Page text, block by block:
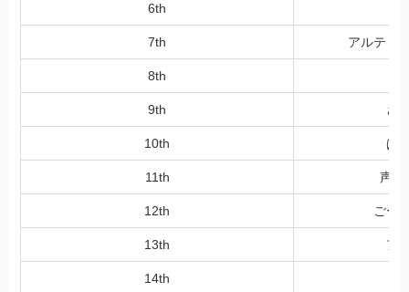
6th
7th アルティ
8th
9th ざ
10th ぱ
11th 声出
12th ごー
13th ア
14th